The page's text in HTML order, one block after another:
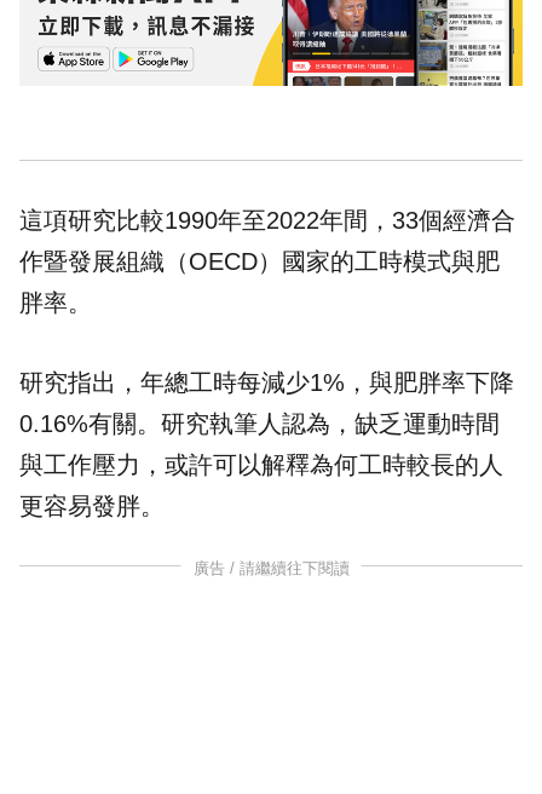
這項研究比較1990年至2022年間，33個經濟合
作暨發展組織（OECD）國家的工時模式與肥
胖率。
研究指出，年總工時每減少1%，與肥胖率下降
0.16%有關。研究執筆人認為，缺乏運動時間
與工作壓力，或許可以解釋為何工時較長的人
更容易發胖。
廣告 / 請繼續往下閱讀